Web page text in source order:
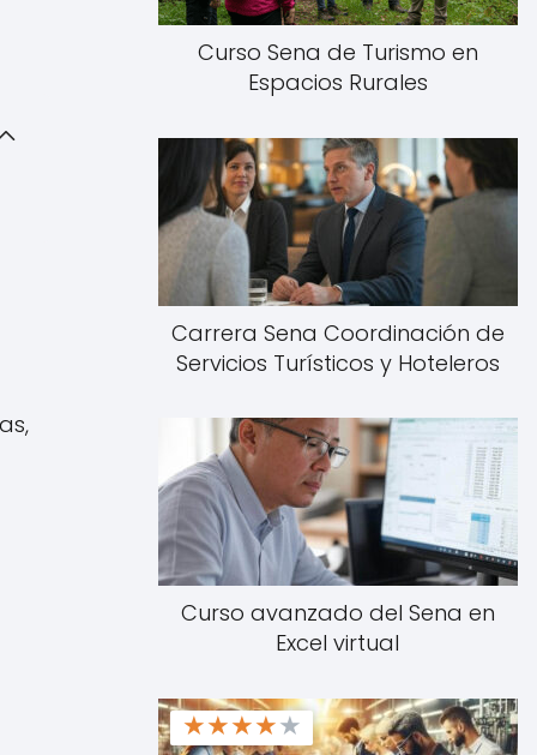
Curso Sena de Turismo en
Espacios Rurales
Carrera Sena Coordinación de
Servicios Turísticos y Hoteleros
Curso avanzado del Sena en
Excel virtual
★★★★★